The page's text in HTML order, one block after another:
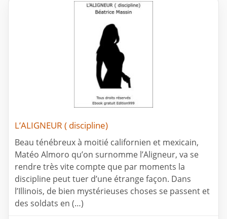
L’ALIGNEUR ( discipline)
Beau ténébreux à moitié californien et mexicain,
Matéo Almoro qu’on surnomme l’Aligneur, va se
rendre très vite compte que par moments la
discipline peut tuer d’une étrange façon. Dans
l’Illinois, de bien mystérieuses choses se passent et
des soldats en (…)